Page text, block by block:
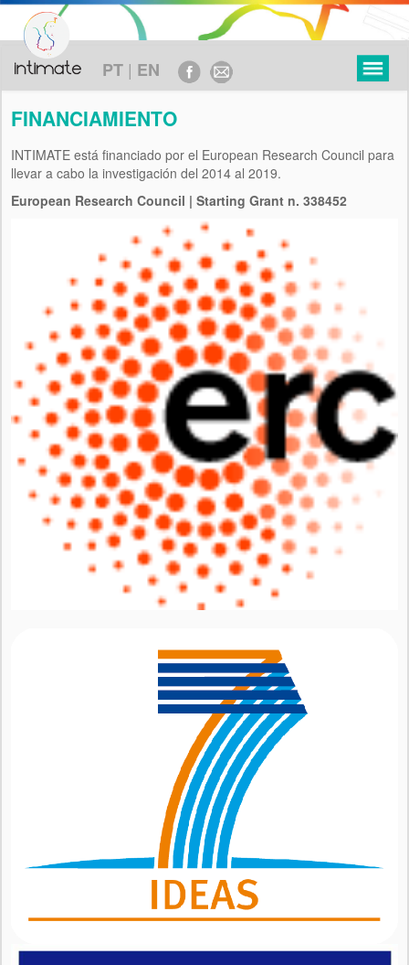
PT | EN
PROYECTO
MARCO TEÓRICO
METODOLOGÍA
EJE CRONOLÓGICO
FINANCIAMIENTO
INSTITUCIÓN DE ACOGIDA
PERSONAS
EQUIPO DE INVESTIGACIÓN
CONSULTORES/AS
IMAGE AND DESIGN
ACTIVIDADES DE EXTENSIÓN
REUNIONES DEL EQUIPO
RESULTADOS
PRESENTACIONES
FINANCIAMIENTO
INTIMATE está financiado por el European Research Council para
llevar a cabo la investigación del 2014 al 2019.
European Research Council | Starting Grant n. 338452